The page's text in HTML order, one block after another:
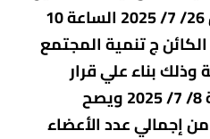
يوم السبت الموافق 26/ 7/ 2025 الساعة 10
ج تنمية المجتمع
وذلك بناء علي قرار
مجلس الإدارة بجلسة 8/ 7/ 2025 ويصح
بحضور 10% من إجمالي عدد الأعضاء